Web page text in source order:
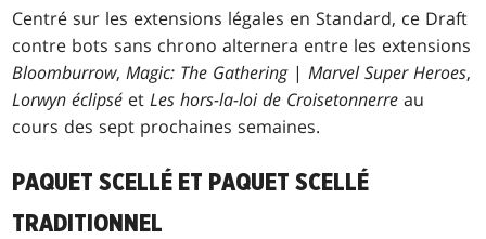
Centré sur les extensions légales en Standard, ce Draft
contre bots sans chrono alternera entre les extensions
Bloomburrow,Magic: The Gathering|Marvel Super Heroes,
Lorwyn éclipsé etLes hors-la-loi de Croisetonnerre au
cours des sept prochaines semaines.
PAQUET SCELLÉ ET PAQUET SCELLÉ
TRADITIONNEL